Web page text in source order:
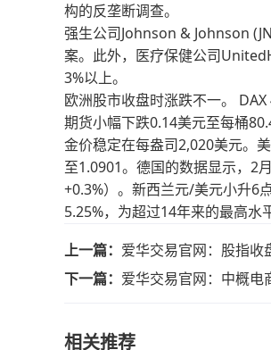
构的反垄断调查。
强生公司Johnson & Johnson
案。此外，医疗保健公司
3%以上。
欧洲股市收盘时涨跌不一。
期货小幅下跌0.14美元至每桶
金价稳定在每盎司2,020美元。
至1.0901。德国的数据显示，2
+0.3%）。新西兰元/美元小升6
5.25%，为超过14年来的最高水
上一篇： 爱华交易官网：股指收
下一篇： 爱华交易官网：中概电
相关推荐